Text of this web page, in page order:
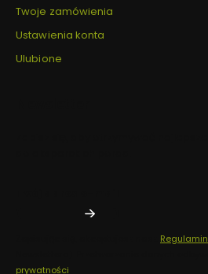
Twoje zamówienia
Ustawienia konta
Ulubione
Regulamin
prywatności